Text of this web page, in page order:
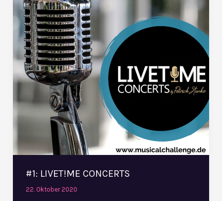
#1: LIVET!ME CONCERTS
22. Oktober 2020